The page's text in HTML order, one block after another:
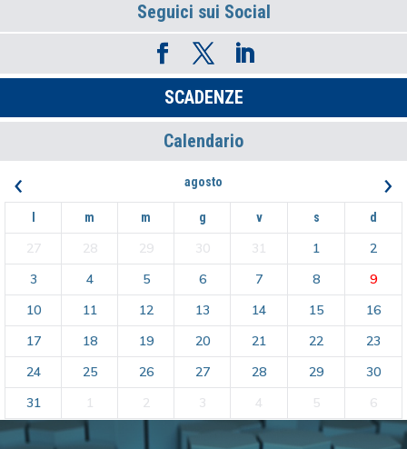
Seguici sui Social
SCADENZE
Calendario
‹ agosto ›
m m g v s d
27 28 29 30 31 1
2
3
4 5 6 7 8
9
10
11 12 13 14 15
16
17
18 19 20 21 22
23
24
25 26 27 28 29
30
31
1 2 3 4 5 6